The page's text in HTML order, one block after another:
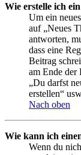
Wie erstelle ich
Um ein
auf „Neues
antworten,
dass eine
Beitrag
am Ende der
„Du darfst
erstellen“
Nach oben
Wie kann ich
Wenn du